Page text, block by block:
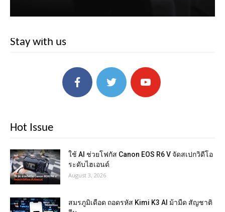
Stay with us
Hot Issue
ใช้ AI ช่วยโฟกัส Canon EOS R6 V จัดสเปกวิดีโอ
ระดับไฮเอนด์
August 3, 2026
สมรภูมิเดือด ถอดรหัส Kimi K3 AI ม้ามืด สัญชาติ